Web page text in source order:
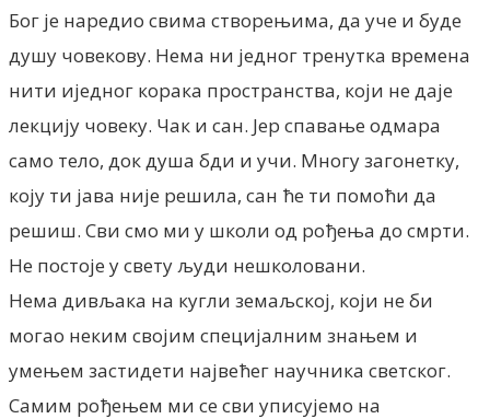
Бог је наредио свима створењима, да уче и буде
душу човекову. Нема ни једног тренутка времена
нити иједног корака пространства, који не даје
лекцију човеку. Чак и сан. Јер спавање одмара
само тело, док душа бди и учи. Многу загонетку,
коју ти јава није решила, сан ће ти помоћи да
решиш. Сви смо ми у школи од рођења до смрти.
Не постоје у свету људи нешколовани.
Нема дивљака на кугли земаљској, који не би
могао неким својим специјалним знањем и
умењем застидети највећег научника светског.
Самим рођењем ми се сви уписујемо на